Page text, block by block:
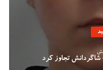
شاگردانش تجاوز کرد